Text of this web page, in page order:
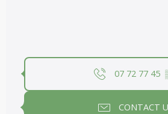
07 72 77 45
CONTACT